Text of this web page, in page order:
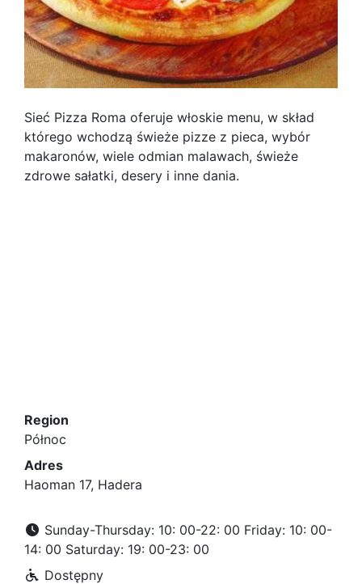
Sieć Pizza Roma oferuje włoskie menu, w skład
którego wchodzą świeże pizze z pieca, wybór
makaronów, wiele odmian malawach, świeże
zdrowe sałatki, desery i inne dania.
Region
Północ
Adres
Haoman 17, Hadera
Sunday-Thursday: 10: 00-22: 00 Friday: 10: 00-
14: 00 Saturday: 19: 00-23: 00
Dostępny